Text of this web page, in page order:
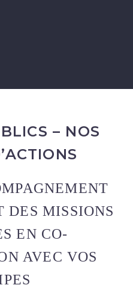
– NOS
DES MISSIONS
EN CO-
AVEC VOS